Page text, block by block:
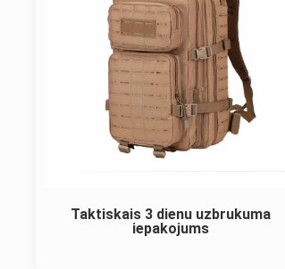
Taktiskais 3 dienu uzbrukuma
iepakojums